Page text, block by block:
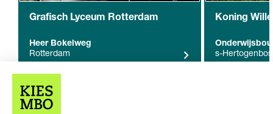
Grafisch Lyceum Rotterdam
Heer Bokelweg
Rotterdam
Koning
s-